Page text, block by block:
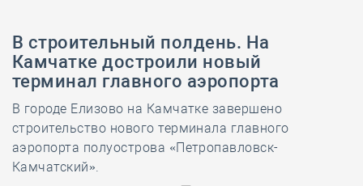
В строительный полдень. На
Камчатке достроили новый
терминал главного аэропорта
В городе Елизово на Камчатке завершено
строительство нового терминала главного
аэропорта полуострова «Петропавловск-
Камчатский».